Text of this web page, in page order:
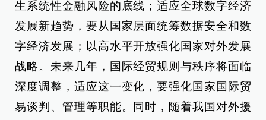
生系统性金融风险的底线；适应全球数字经济
发展新趋势，要从国家层面统筹数据安全和数
字经济发展；以高水平开放强化国家对外发展
战略。未来几年，国际经贸规则与秩序将面临
深度调整，适应这一变化，要强化国家国际贸
易谈判、管理等职能。同时，随着我国对外援